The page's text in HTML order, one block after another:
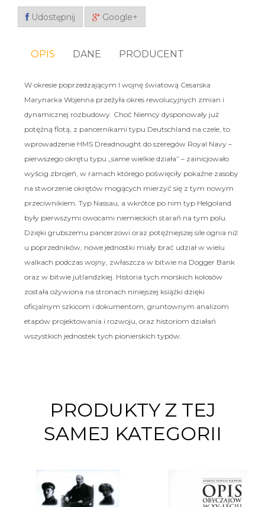
Udostępnij Google+
OPIS DANE PRODUCENT
W okresie poprzedzającym I wojnę światową Cesarska
Marynarka Wojenna przeżyła okres rewolucyjnych zmian i
dynamicznej rozbudowy. Choć Niemcy dysponowały już
potężną flotą, z pancernikami typu Deutschland na czele, to
wprowadzenie HMS Dreadnought do szeregów Royal Navy –
pierwszego okrętu typu „same wielkie działa” – zainicjowało
wyścig zbrojeń, w ramach którego poświęciły pokaźne zasoby
na stworzenie okrętów mogących mierzyć się z tym nowym
przeciwnikiem. Typ Nassau, a wkrótce po nim typ Helgoland
były pierwszymi owocami niemieckich starań na tym polu.
Dzięki grubszemu pancerzowi oraz potężniejszej sile ognia niż
u poprzedników, nowe jednostki miały brać udział w wielu
walkach podczas wojny, zwłaszcza w bitwie na Dogger Bank
oraz w bitwie jutlandzkiej. Historia tych morskich kolosów
została ożywiona na stronach niniejszej książki dzięki
oficjalnym szkicom i dokumentom, gruntownym analizom
etapów projektowania i rozwoju, oraz historiom działań
wszystkich jednostek tych pionierskich typów.
PRODUKTY Z TEJ
SAMEJ KATEGORII